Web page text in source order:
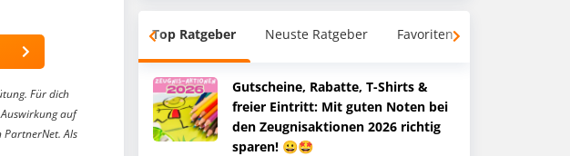
Für dich
auf
Als
Top Ratgeber Neuste Ratgeber Favoriten
Gutscheine, Rabatte, T-Shirts &
freier Eintritt: Mit guten Noten bei
den Zeugnisaktionen 2026 richtig
sparen! 😀🤩